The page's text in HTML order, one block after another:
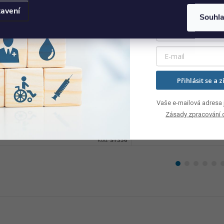
Podsedák z paměťové pěny
tvar U
1 684 Kč
Kód:ST336
Antidekubitní
1 659 Kč
Přihlásit se a
Vaše e-mailová adresa
Zásady zpracování